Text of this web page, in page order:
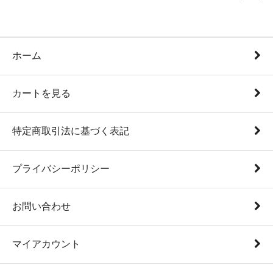
ホーム
カートを見る
特定商取引法に基づく表記
プライバシーポリシー
お問い合わせ
マイアカウント